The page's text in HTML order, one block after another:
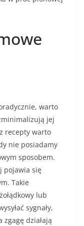
warto
jej
recepty warto
nie posiadamy
sposobem.
pojawia się
Takie
lub
sygnały,
działają